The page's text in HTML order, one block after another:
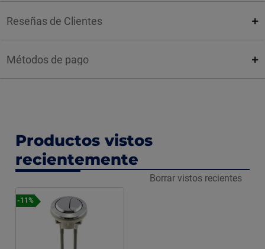
Reseñas de Clientes
Métodos de pago
Productos vistos
recientemente
Borrar vistos recientes
-11%